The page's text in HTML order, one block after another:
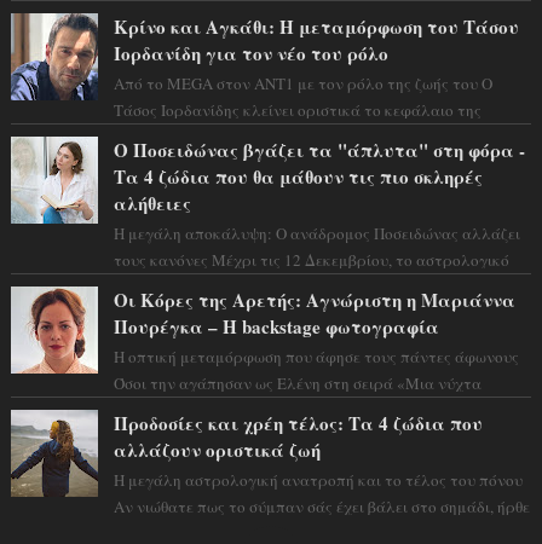
Κρίνο και Αγκάθι: Η μεταμόρφωση του Τάσου
Ιορδανίδη για τον νέο του ρόλο
Από το MEGA στον ΑΝΤ1 με τον ρόλο της ζωής του Ο
Τάσος Ιορδανίδης κλείνει οριστικά το κεφάλαιο της
Ο Ποσειδώνας βγάζει τα "άπλυτα" στη φόρα -
Τα 4 ζώδια που θα μάθουν τις πιο σκληρές
αλήθειες
Η μεγάλη αποκάλυψη: Ο ανάδρομος Ποσειδώνας αλλάζει
τους κανόνες Μέχρι τις 12 Δεκεμβρίου, το αστρολογικό
Οι Κόρες της Αρετής: Αγνώριστη η Μαριάννα
Πουρέγκα – H backstage φωτογραφία
Η οπτική μεταμόρφωση που άφησε τους πάντες άφωνους
Όσοι την αγάπησαν ως Ελένη στη σειρά «Μια νύχτα
Προδοσίες και χρέη τέλος: Τα 4 ζώδια που
αλλάζουν οριστικά ζωή
Η μεγάλη αστρολογική ανατροπή και το τέλος του πόνου
Αν νιώθατε πως το σύμπαν σάς έχει βάλει στο σημάδι, ήρθε